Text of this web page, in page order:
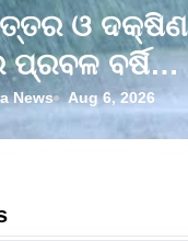
ଓ ଦକ୍ଷିଣ
ପ୍ରବଳ ବର୍ଷିବ,
ଓ
ଅରେଞ୍ଜ
News Aug 6, 2026